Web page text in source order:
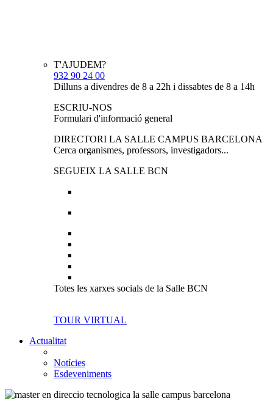
T'AJUDEM?
932 90 24 00
Dilluns a divendres de 8 a 22h i dissabtes de 8 a 14h
ESCRIU-NOS
Formulari d'informació general
DIRECTORI LA SALLE CAMPUS BARCELONA
Cerca organismes, professors, investigadors...
SEGUEIX LA SALLE BCN
Totes les xarxes socials de la Salle BCN
TOUR VIRTUAL
Actualitat
Notícies
Esdeveniments